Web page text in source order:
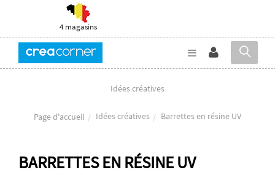
4 magasins
Idées créatives
Page d'accueil Idées créatives Barrettes en résine UV
BARRETTES EN RÉSINE UV